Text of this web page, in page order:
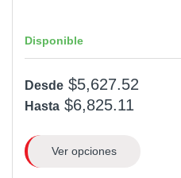
Disponible
Desde $5,627.52
Hasta $6,825.11
Ver opciones